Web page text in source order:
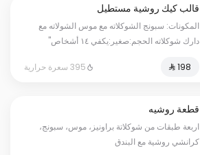
قالب كيك روشية مستطيل
المكونات: سبونج الشوكلاته مع موس الشولاته مع
دارك شوكلاته الحجم:صغير:يكفي ١٤ أشخاص"
395 سعرة حرارية
قطعة روشيه
اربعة طبقات من شوكلاتة براونيز، موس، سبونج،
كرانشي روشية مع البندق